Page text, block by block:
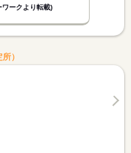
ワークより転載)
）